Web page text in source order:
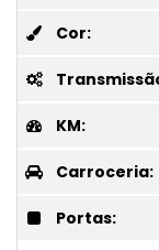
Cor:
KM:
Carroceria:
Portas: